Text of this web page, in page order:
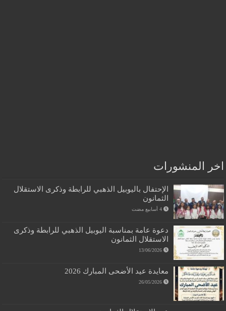
اخر المنشورات
الإحتفال باليوبيل الذهبي للرابطة وذكرى الاستقلال
الثمانون
‏4 أسابيع مضت
دعوة عامة بمناسبة اليوبيل الذهبي للرابطة وذكرى
الاستقلال الثمانون
13/06/2026
معايدة عيد الأضحى المبارك 2026
26/05/2026